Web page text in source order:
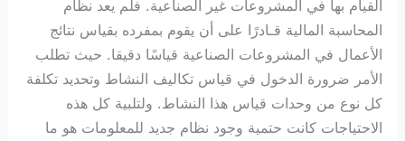
القيام بها في المشروعات غير الصناعية. فلم يعد نظام
المحاسبة المالية قـادرًا على أن يقوم بمفرده بقياس نتائج
الأعمال في المشروعات الصناعية قياسًا دقيقا. حيث تطلب
الأمر ضرورة الدخول في قياس تكاليف النشاط وتحديد تكلفة
كل نوع من وحدات قياس هذا النشاط. ولتلبية كل هذه
الاحتياجات كانت حتمية وجود نظام جديد للمعلومات هو ما